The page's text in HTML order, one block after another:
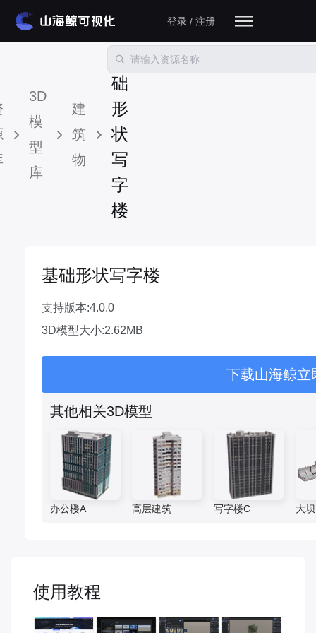
登录 / 注册
3D
模
型
库
建
筑
物
基
础
形
状
写
字
楼
基础形状写字楼
支持版本:4.0.0
3D模型大小:2.62MB
下载山海鲸立
其他相关3D模型
办公楼A 高层建筑 写字楼C 大坝
使用教程